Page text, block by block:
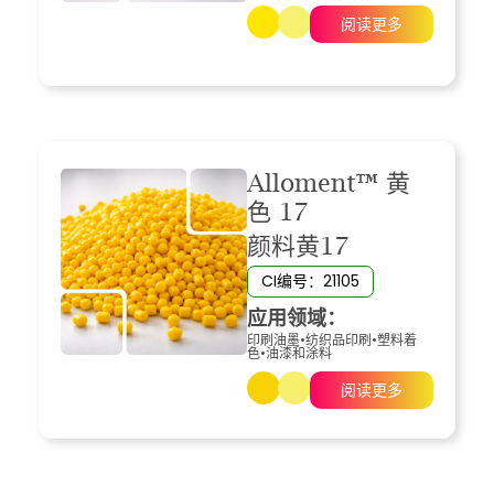
阅读更多
Alloment™ 黄
色 17
颜料黄17
CI编号：21105
应用领域：
印刷油墨•纺织品印刷•塑料着
色•油漆和涂料
阅读更多